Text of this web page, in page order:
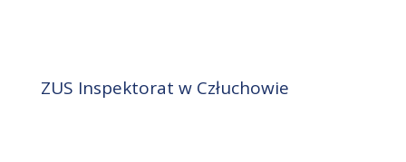
ZUS Inspektorat w Człuchowie